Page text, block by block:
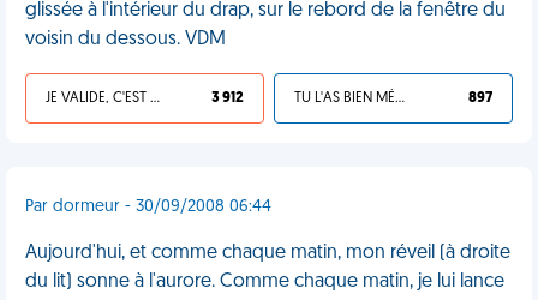
glissée à l'intérieur du drap, sur le rebord de la fenêtre du
voisin du dessous. VDM
JE VALIDE, C'EST UNE VDM 3 912 TU L'AS BIEN MÉRITÉ 897
Par dormeur - 30/09/2008 06:44
Aujourd'hui, et comme chaque matin, mon réveil (à droite
du lit) sonne à l'aurore. Comme chaque matin, je lui lance